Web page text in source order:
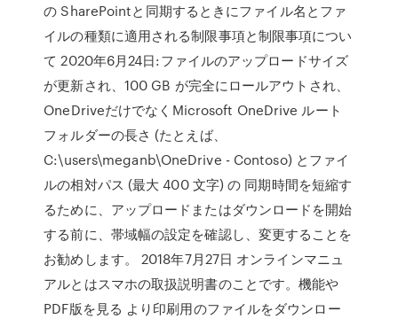
の SharePointと同期するときにファイル名とファ
イルの種類に適用される制限事項と制限事項につい
て 2020年6月24日:ファイルのアップロードサイズ
が更新され、100 GB が完全にロールアウトされ、
OneDriveだけでなくMicrosoft OneDrive ルート
フォルダーの長さ (たとえば、
C:\users\meganb\OneDrive - Contoso) とファイ
ルの相対パス (最大 400 文字) の 同期時間を短縮す
るために、アップロードまたはダウンロードを開始
する前に、帯域幅の設定を確認し、変更することを
お勧めします。 2018年7月27日 オンラインマニュ
アルとはスマホの取扱説明書のことです。機能や
PDF版を見る より印刷用のファイルをダウンロー